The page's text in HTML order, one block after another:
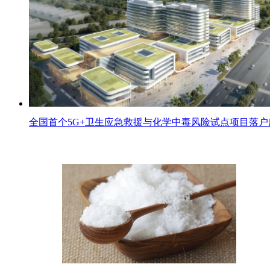
全国首个5G+卫生应急救援与化学中毒风险试点项目落